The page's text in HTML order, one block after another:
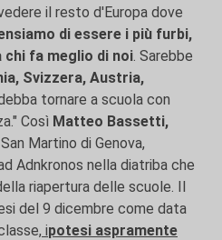
il resto d'Europa dove
di essere i più furbi,
chi fa meglio di noi. Sarebbe
Svizzera, Austria,
tornare a scuola con
Così Matteo Bassetti,
Martino di Genova,
Adnkronos nella diatriba che
riapertura delle scuole. Il
del 9 dicembre come data
ipotesi aspramente